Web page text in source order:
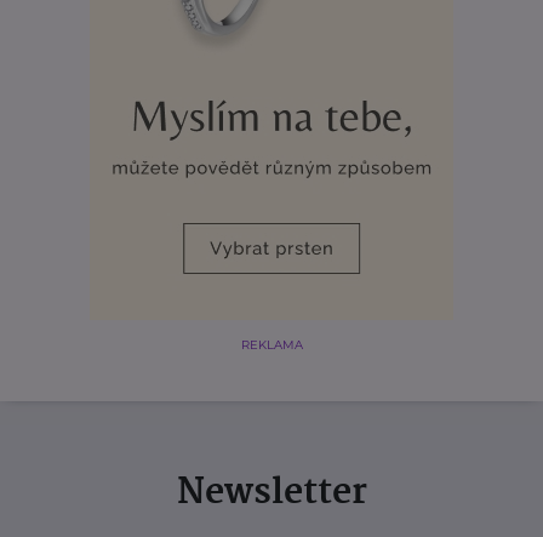
REKLAMA
Newsletter